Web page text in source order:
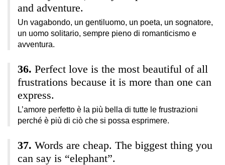
and adventure.
Un vagabondo, un gentiluomo, un poeta, un sognatore,
un uomo solitario, sempre pieno di romanticismo e
avventura.
Perfect love is the most beautiful of all
frustrations because it is more than one can
express.
L’amore perfetto è la più bella di tutte le frustrazioni
perché è più di ciò che si possa esprimere.
Words are cheap. The biggest thing you
can say is “elephant”.